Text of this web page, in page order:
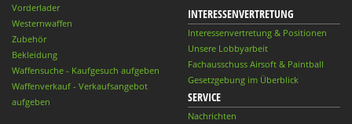
Vorderlader
Westernwaffen
Zubehör
Bekleidung
Waffensuche - Kaufgesuch aufgeben
Waffenverkauf - Verkaufsangebot
aufgeben
INTERESSENVERTRETUNG
Interessenvertretung & Positionen
Unsere Lobbyarbeit
Fachausschuss Airsoft & Paintball
Gesetzgebung im Überblick
SERVICE
Nachrichten